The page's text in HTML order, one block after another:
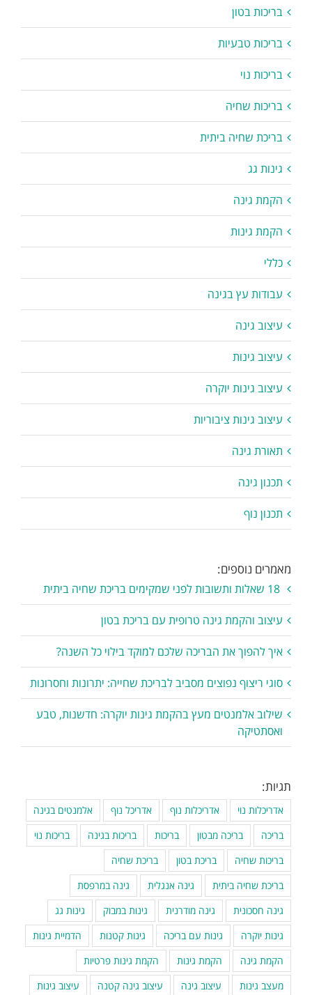
בריכות בטון
בריכות טבעיות
בריכות נוי
בריכות שחיה
בריכת שחיה ביתית
גינות גג
הקמת גינה
הקמת גינות
כללי
עבודות עץ בגינה
עיצוב גינה
עיצוב גינות
עיצוב גינות יוקרה
עיצוב גינות ציבוריות
תאורת גינה
תכנון גינה
תכנון נוף
מאמרים נוספים:
עיצוב והקמת גינה טרופית עם בריכת בטון
איך להפוך את הבריכה שלכם למוקד בילוי כל השנה?
סוגי ריצוף נפוצים מסביב לבריכת שחייה: יתרונות וחסרונות
שילוב אלמנטים מעץ בהקמת גינות יוקרה: חדשנות, טבע
ואסתטיקה
תגיות:
אדריכלות נוי אדריכלות נוף אדריכל נוף
אלמנטים בגינה
בריכה
בריכה מבטון בריכות בריכות בגינה
בריכות נוי
בריכות שחיה
בריכת בטון
בריכת שחיה
בריכת שחיה ביתית
גינה אנגלית
גינה במרפסת
גינה חסכונית
גינה מודרנית גינות במבוק
גינות גג
גינות יוקרה
גינות עם בריכה גינות קטנות
הדמיית גינות
הקמת גינה
הקמת גינות
הקמת גינות פרטיות
מעצב גינות
עיצוב גינה עיצוב גינה קטנה
עיצוב גינות